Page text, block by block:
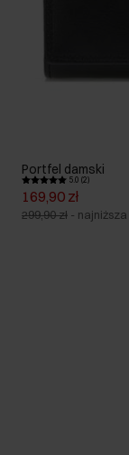
Portfel damski
5.0 (2)
169,90 zł
299,90 zł -